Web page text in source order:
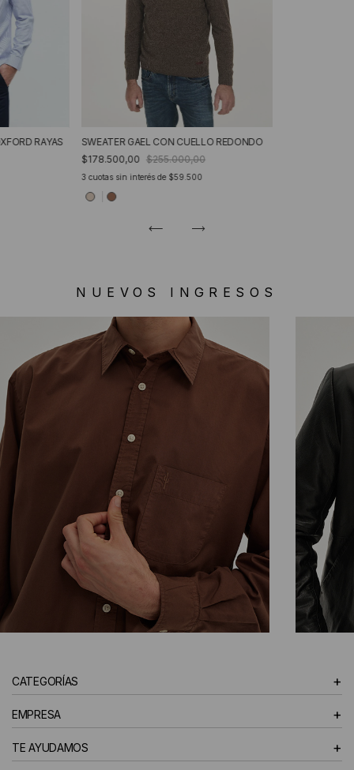
RAYAS
SWEATER GAEL CON CUELLO REDONDO
$178.500,00 $255.000,00
3 cuotas sin interés de $59.500
NUEVOS INGRESOS
HOMBRE
CATEGORÍAS +
EMPRESA +
TE AYUDAMOS +